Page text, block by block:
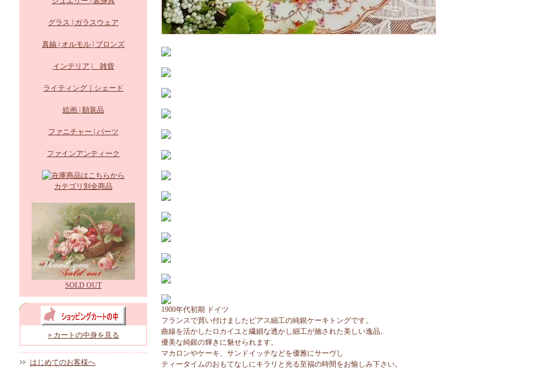
グラス | ガラスウェア
真鍮 | オルモル | ブロンズ
インテリア | 雑貨
ライティング｜シェード
絵画 | 額装品
ファニチャー | パーツ
ファインアンティーク
カテゴリ別全商品
SOLD OUT
» カートの中身を見る
はじめてのお客様へ
1900年代初期 ドイツ
フランスで買い付けましたピアス細工の純銀ケーキトングです。
曲線を活かしたロカイユと繊細な透かし細工が施された美しい逸品。
優美な純銀の輝きに魅せられます。
マカロンやケーキ、サンドイッチなどを優雅にサーヴし
ティータイムのおもてなしにキラリと光る至福の時間をお愉しみ下さい。